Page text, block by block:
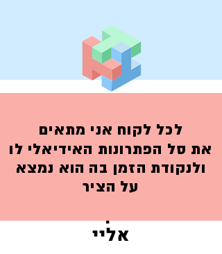
100% מקצועיות
3000% גמישות
שגרו ותשכחו
אני לוקח הכל
אליי
לכל לקוח אני מתאים
את סל הפתרונות האידיאלי לו
ולנקודת הזמן בה הוא נמצא
על הציר